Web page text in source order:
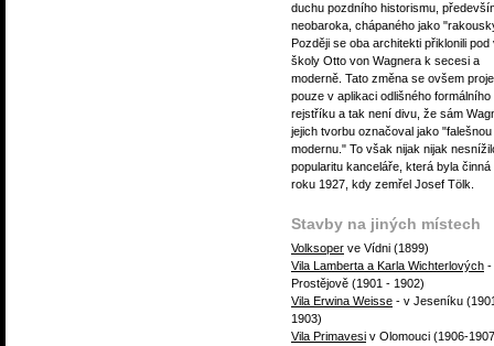
duchu pozdního historismu,
neobaroka, chápaného jako
Později se oba architekti přiklonili pod
školy Otto von Wagnera k secesi a
moderně. Tato změna se ovšem
pouze v aplikaci odlišného formálního
rejstříku a tak není divu, že sám
jejich tvorbu označoval jako "falešnou
modernu." To však nijak nijak
popularitu kanceláře, která byla činná
roku 1927, kdy zemřel Josef Tölk.
Stavby na jiných místech
Volksoper ve Vídni (1899)
Vila Lamberta a Karla Wichterlových -
Prostějově (1901 - 1902)
Vila Erwina Weisse - v Jeseníku
1903)
Vila Primavesi v Olomouci (1906-